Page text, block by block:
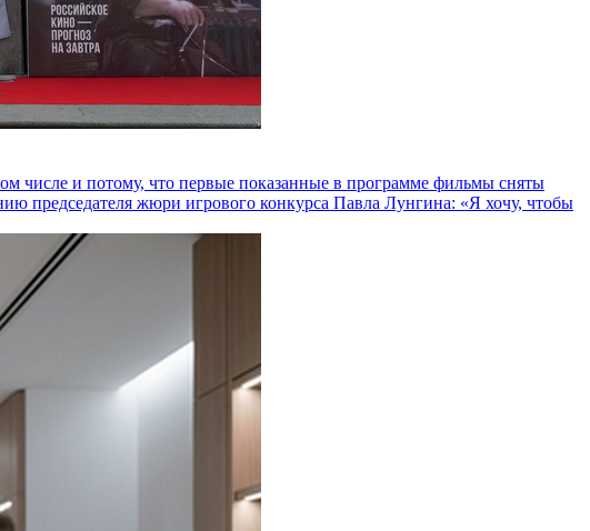
числе и потому, что первые показанные в программе фильмы сняты
председателя жюри игрового конкурса Павла Лунгина: «Я хочу, чтобы